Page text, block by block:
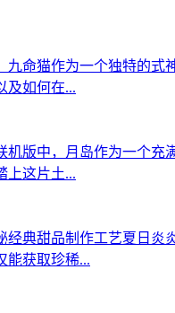
九命猫作为一个独特的
及如何在...
版中，月岛作为一个
上这片土...
典甜品制作工艺夏日
能获取珍稀...